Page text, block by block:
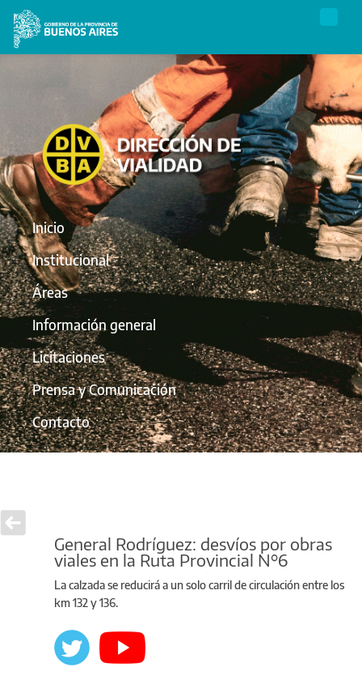
Inicio
Institucional
Áreas
Información general
Licitaciones
Prensa y Comunicación
Contacto
General Rodríguez: desvíos por obras
viales en la Ruta Provincial N°6
La calzada se reducirá a un solo carril de circulación entre los
km 132 y 136.